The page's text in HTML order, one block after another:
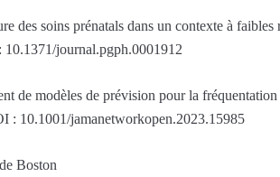
des soins prénatals dans un contexte à
journal.pgph.0001912
de modèles de prévision pour la
: 10.1001/jamanetworkopen.2023.15985
Boston